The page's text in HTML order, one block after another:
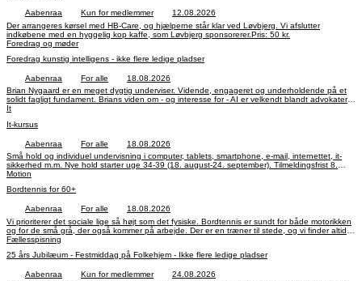
Aabenraa Kun for medlemmer
12.08.2026
Der arrangeres kørsel med HB-Care, og hjælperne står klar ved Løvbjerg. Vi afslutter
indkøbene med en hyggelig kop kaffe, som Løvbjerg sponsorerer.Pris: 50 kr.
Foredrag og møder
Foredrag kunstig intelligens - ikke flere ledige pladser
Aabenraa For alle
18.08.2026
Brian Nygaard er en meget dygtig underviser. Vidende, engageret og underholdende på et
solidt fagligt fundament. Brians viden om - og interesse for - AI er velkendt blandt advokater.
Brian har sit eget firma: Brian`s Academy, han vil formidle budskabet om AI på en levende og
serveret kaffe og lagkage.
It
It-kursus
Aabenraa For alle
18.08.2026
Små hold og individuel undervisning i computer, tablets, smartphone, e-mail, internettet, it-
sikkerhed m.m. Nye hold starter uge 34-39 (18. august-24. september). Tilmeldingsfrist 8.
august.Pris: 320 kr.
Motion
Bordtennis for 60+
Aabenraa For alle
18.08.2026
Vi prioriterer det sociale lige så højt som det fysiske. Bordtennis er sundt for både motorikken
og for de små grå, der også kommer på arbejde. Der er en træner til stede, og vi finder altid
nogen på samme niveau at spille med.Pris: 500 kr.
Fællesspisning
25 års Jubilæum - Festmiddag på Folkehjem - Ikke flere ledige pladser
Aabenraa Kun for medlemmer
24.08.2026